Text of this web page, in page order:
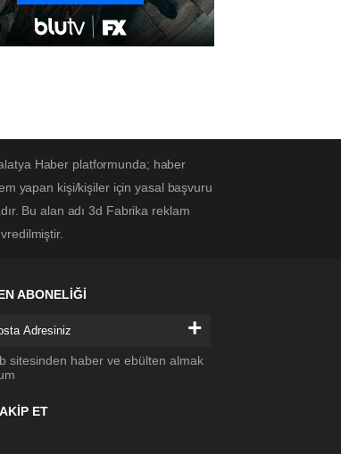
Haber platformunda; haber
yapan kişi/kişiler için yasal başvuru
Bu alan adı 3d Fabrika reklam
ABONELİĞİ
+
sitesinden haber ve ebülten almak
ET